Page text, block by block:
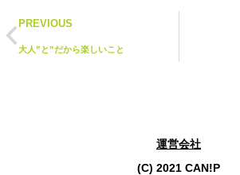
PREVIOUS
大人”と”だから楽しいこと
運営会社
(C) 2021 CAN!P